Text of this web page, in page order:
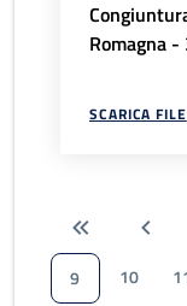
Romagna
SCARICA FILE
9
10